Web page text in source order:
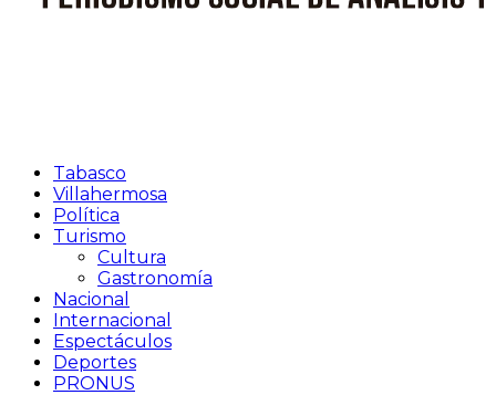
Tabasco
Villahermosa
Política
Turismo
Cultura
Gastronomía
Nacional
Internacional
Espectáculos
Deportes
PRONUS